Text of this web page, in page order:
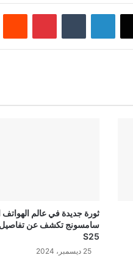
لينكدإن بينتيريست
ثورة جديدة في عالم الهواتف
S25
25 ديسمبر، 2024